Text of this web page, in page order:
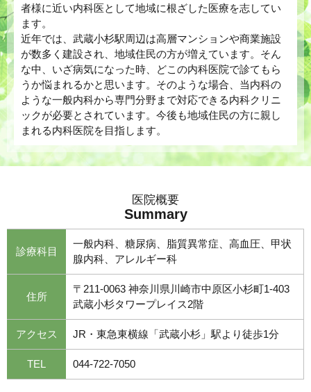
者様に近い内科医として地域に根ざした医療を志してい
ます。
近年では、武蔵小杉駅周辺は高層マンションや商業施設
が数多く建設され、地域住民の方が増えています。そん
な中、いざ病気になった時、どこの内科医院で診てもら
うか悩まれるかと思います。そのような場合、当内科の
ような一般内科から専門分野まで対応できる内科クリニ
ックが必要とされています。今後も地域住民の方に親し
まれる内科医院を目指します。
医院概要
Summary
診療科目
一般内科、糖尿病、脂質異常症、高血圧、甲状
腺内科、アレルギー科
住所
〒211-0063 神奈川県川崎市中原区小杉町1-403
武蔵小杉タワープレイス2階
アクセス JR・東急東横線「武蔵小杉」駅より徒歩1分
TEL 044-722-7050